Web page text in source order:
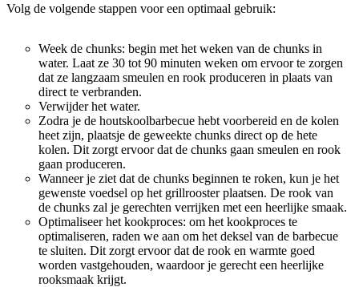
Volg de volgende stappen voor een optimaal gebruik:
Week de chunks: begin met het weken van de chunks in
water. Laat ze 30 tot 90 minuten weken om ervoor te zorgen
dat ze langzaam smeulen en rook produceren in plaats van
direct te verbranden.
Verwijder het water.
Zodra je de houtskoolbarbecue hebt voorbereid en de kolen
heet zijn, plaatsje de geweekte chunks direct op de hete
kolen. Dit zorgt ervoor dat de chunks gaan smeulen en rook
gaan produceren.
Wanneer je ziet dat de chunks beginnen te roken, kun je het
gewenste voedsel op het grillrooster plaatsen. De rook van
de chunks zal je gerechten verrijken met een heerlijke smaak.
Optimaliseer het kookproces: om het kookproces te
optimaliseren, raden we aan om het deksel van de barbecue
te sluiten. Dit zorgt ervoor dat de rook en warmte goed
worden vastgehouden, waardoor je gerecht een heerlijke
rooksmaak krijgt.